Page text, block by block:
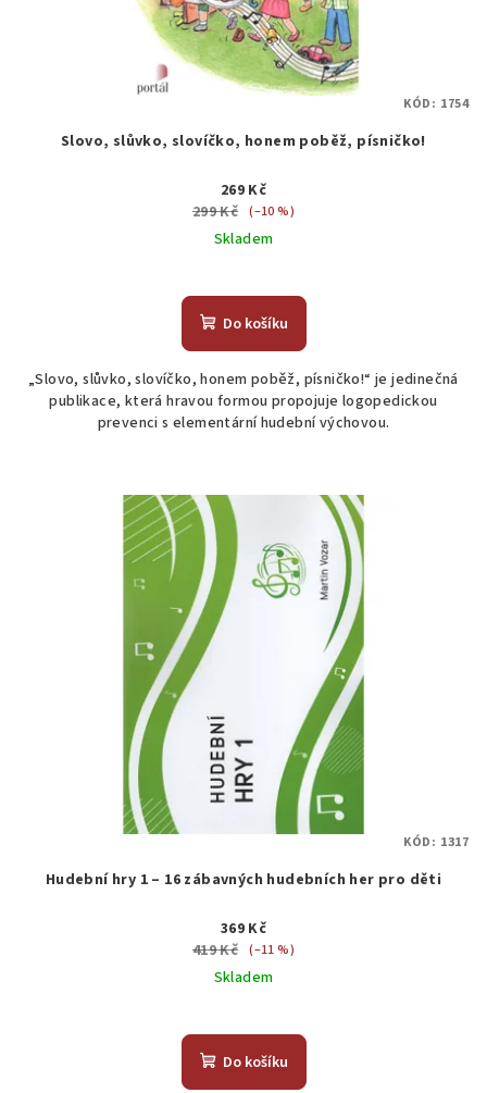
Slovo, slůvko, slovíčko, honem poběž, písničko!
269 Kč
299 Kč (–10 %)
Skladem
Do košíku
„Slovo, slůvko, slovíčko, honem poběž, písničko!“ je jedinečná
publikace, která hravou formou propojuje logopedickou
prevenci s elementární hudební výchovou.
KÓD: 1754
Hudební hry 1 – 16 zábavných hudebních her pro děti
369 Kč
419 Kč (–11 %)
Skladem
Do košíku
KÓD: 1317